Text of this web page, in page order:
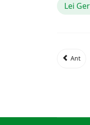
Lei
Ant